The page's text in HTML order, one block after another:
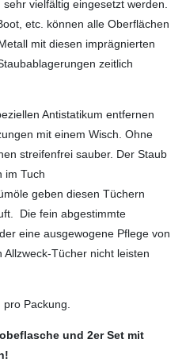
vielfältig eingesetzt werden.
etc. können alle Oberflächen
mit diesen imprägnierten
zeitlich
Antistatikum entfernen
mit einem Wisch. Ohne
streifenfrei sauber. Der Staub
im Tuch
geben diesen Tüchern
Die fein abgestimmte
eine ausgewogene Pflege von
Tücher nicht leisten
Packung.
und 2er Set mit